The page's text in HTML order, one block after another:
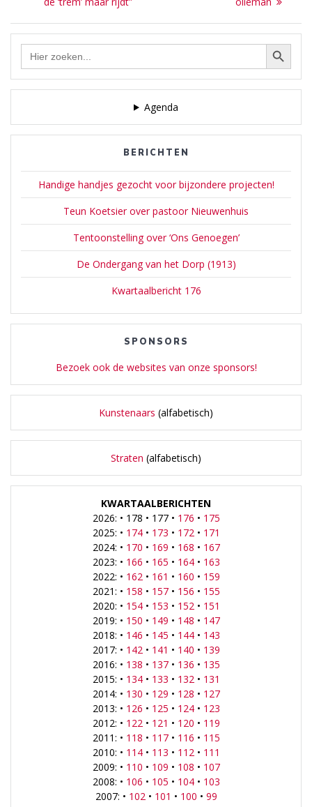
navigatie
Zoek Zoekknop
Agenda
BERICHTEN
Handige handjes gezocht voor bijzondere projecten!
Teun Koetsier over pastoor Nieuwenhuis
Tentoonstelling over ‘Ons Genoegen’
De Ondergang van het Dorp (1913)
Kwartaalbericht 176
SPONSORS
Bezoek ook de websites van onze sponsors!
Kunstenaars (alfabetisch)
Straten (alfabetisch)
KWARTAALBERICHTEN
2026: • 178 • 177 • 176 • 175
2025: • 174• 173 • 172 • 171
2024: • 170 • 169 • 168 • 167
2023: • 166 • 165 • 164• 163
2022: • 162 • 161 • 160 • 159
2021: • 158 • 157• 156 • 155
2020: • 154• 153 • 152 • 151
2019: • 150 • 149 • 148 • 147
2018: • 146 • 145 • 144• 143
2017: • 142 • 141 • 140 • 139
2016: • 138 • 137• 136 • 135
2015: • 134• 133 • 132 • 131
2014: • 130 • 129 • 128 • 127
2013: • 126 • 125 • 124• 123
2012: • 122 • 121 • 120 • 119
2011: • 118 • 117• 116 • 115
2010: • 114• 113 • 112 • 111
2009: • 110 • 109 • 108 • 107
2008: • 106 • 105 • 104• 103
2007: • 102 • 101 • 100 • 99